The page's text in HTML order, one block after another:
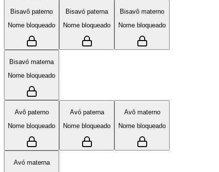
Bisavô paterno
Nome bloqueado
Bisavó paterna
Nome bloqueado
Bisavô materno
Nome bloqueado
Bisavó materna
Nome bloqueado
Avô paterno
Nome bloqueado
Avó paterna
Nome bloqueado
Avô materno
Nome bloqueado
Avó materna